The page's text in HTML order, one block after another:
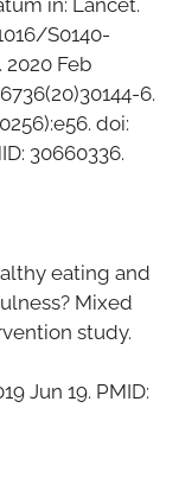
S0140-
2020 Feb
6.
doi:
30660336.
eating and
Mixed
study.
Jun 19. PMID: